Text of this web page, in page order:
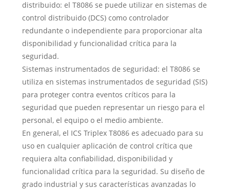
distribuido: el T8086 se puede utilizar en sistemas de
control distribuido (DCS) como controlador
redundante o independiente para proporcionar alta
disponibilidad y funcionalidad crítica para la
seguridad.
Sistemas instrumentados de seguridad: el T8086 se
utiliza en sistemas instrumentados de seguridad (SIS)
para proteger contra eventos críticos para la
seguridad que pueden representar un riesgo para el
personal, el equipo o el medio ambiente.
En general, el ICS Triplex T8086 es adecuado para su
uso en cualquier aplicación de control crítica que
requiera alta confiabilidad, disponibilidad y
funcionalidad crítica para la seguridad. Su diseño de
grado industrial y sus características avanzadas lo